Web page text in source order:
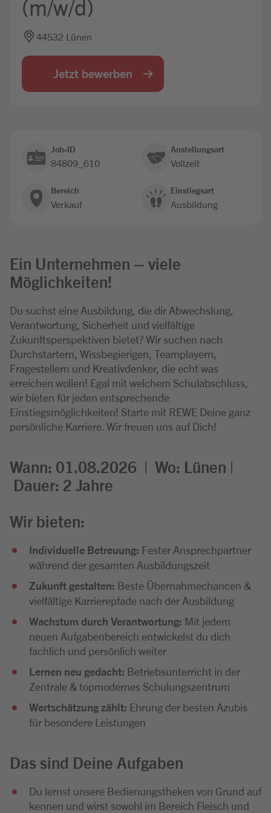
(m/w/d)
44532 Lünen
Jetzt bewerben
Job-ID
84809_610
Anstellungsart
Vollzeit
Bereich
Verkauf
Einstiegsart
Ausbildung
Ein Unternehmen – viele
Möglichkeiten!
Du suchst eine Ausbildung, die dir Abwechslung,
Verantwortung, Sicherheit und vielfältige
Zukunftsperspektiven bietet? Wir suchen nach
Durchstartern, Wissbegierigen, Teamplayern,
Fragestellern und Kreativdenker, die echt was
erreichen wollen! Egal mit welchem Schulabschluss,
wir bieten für jeden entsprechende
Einstiegsmöglichkeiten! Starte mit REWE Deine ganz
persönliche Karriere. Wir freuen uns auf Dich!
Wann: 01.08.2026 | Wo: Lünen |
Dauer: 2 Jahre
Wir bieten:
Individuelle Betreuung: Fester Ansprechpartner
während der gesamten Ausbildungszeit
Zukunft gestalten: Beste Übernahmechancen &
vielfältige Karrierepfade nach der Ausbildung
Wachstum durch Verantwortung: Mit jedem
neuen Aufgabenbereich entwickelst du dich
fachlich und persönlich weiter
Lernen neu gedacht: Betriebsunterricht in der
Zentrale & topmodernes Schulungszentrum
Wertschätzung zählt: Ehrung der besten Azubis
für besondere Leistungen
Das sind Deine Aufgaben
Du lernst unsere Bedienungstheken von Grund auf
kennen und wirst sowohl im Bereich Fleisch und